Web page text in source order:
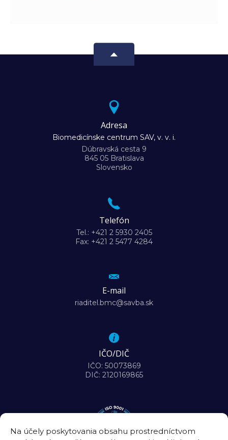
Na účely poskytovania obsahu prostredníctvom
Adresa
Biomedicínske centrum SAV, v. v. i.
Dúbravská cesta 9
845 05 Bratislava
Slovensko
Telefón
Tel.: +421 2 5930 2405
Fax: +421 2 5477 4284
E-mail
riaditel.bmc@savba.sk
IČO/DIČ
IČO: 50073869
DIČ: 2120169865